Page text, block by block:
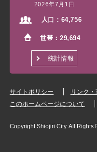
2026年7月1日
人口： 64,756
世帯：29,694
統計情報
サイトポリシー
リンク
このホームページについて
Copyright Shiojiri City. All Rights